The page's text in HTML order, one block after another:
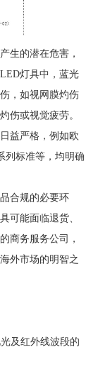
生的潜在危害，
灯具中，蓝光
，如视网膜灼伤
伤或视觉疲劳。
益严格，例如欧
列标准等，均明确
合规的必要环
可能面临退货、
商务服务公司，
外市场的明智之
及红外线波段的